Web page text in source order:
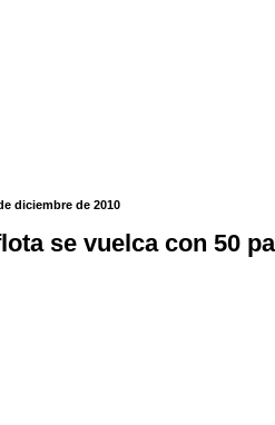
diciembre de 2010
se vuelca con 50